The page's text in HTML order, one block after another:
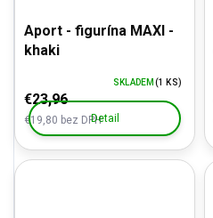
Aport - figurína MAXI -
khaki
€19,80 bez DPH
€23,96
SKLADEM (1 KS)
Detail